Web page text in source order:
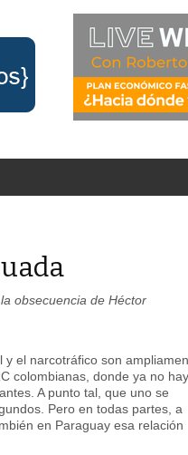
obsecuencia de Héctor
el narcotráfico son
colombianas, donde ya no hay
A punto tal, que uno se
Pero en todas partes, a
en Paraguay esa relación